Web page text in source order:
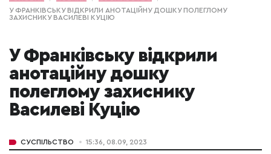
У ФРАНКІВСЬКУ ВІДКРИЛИ АНОТАЦІЙНУ ДОШКУ ПОЛЕГЛОМУ
ЗАХИСНИКУ ВАСИЛЕВІ КУЦІЮ
У Франківську відкрили
анотаційну дошку
полеглому захиснику
Василеві Куцію
СУСПІЛЬСТВО 15:36, 08.09, 2023